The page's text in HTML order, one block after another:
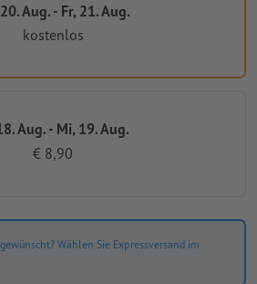
Aug. - Fr, 21. Aug.
kostenlos
Aug. - Mi, 19. Aug.
€ 8,90
Wählen Sie Expressversand im